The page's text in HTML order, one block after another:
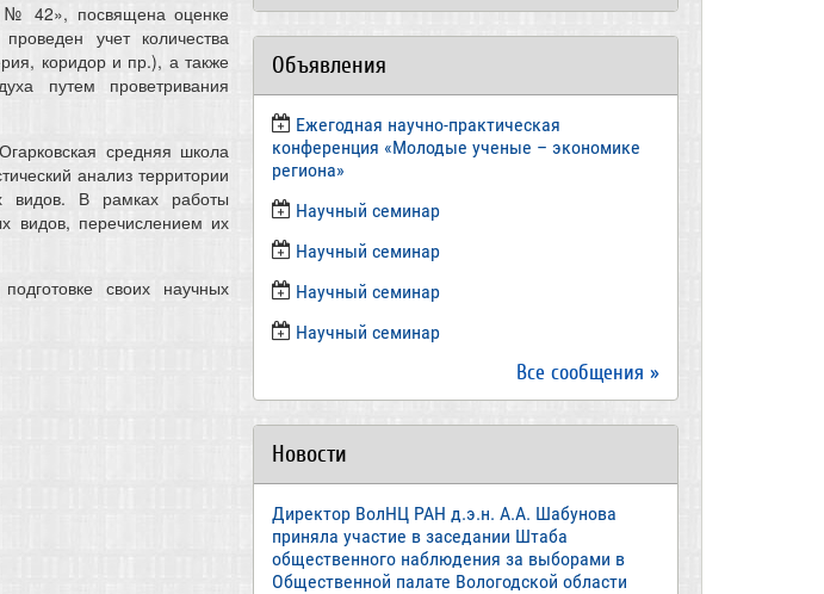
№ 42», посвящена оценке
учет количества
коридор и пр.), а также
путем проветривания
средняя школа
анализ территории
видов. В рамках работы
видов, перечислением их
своих научных
Объявления
Ежегодная научно-практическая
конференция «Молодые ученые – экономике
региона»
​Научный семинар
​Научный семинар
Научный семинар
​Научный семинар
Все сообщения »
Новости
Директор ВолНЦ РАН д.э.н. А.А. Шабунова
приняла участие в заседании Штаба
общественного наблюдения за выборами в
Общественной палате Вологодской области